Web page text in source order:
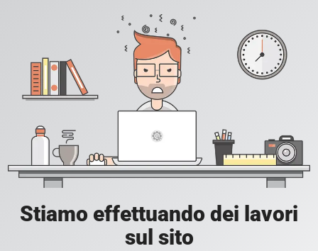
Stiamo effettuando dei lavori
sul sito